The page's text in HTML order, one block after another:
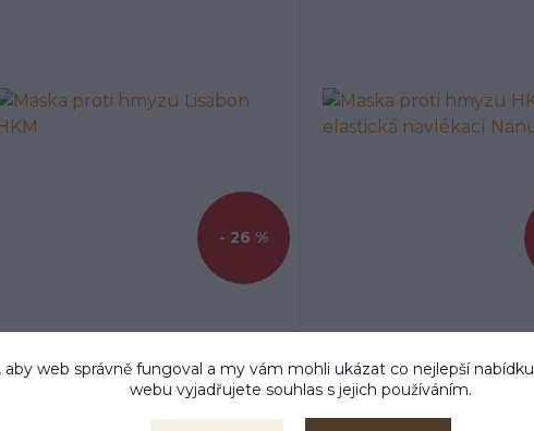
- 26 %
439 Kč/ks
navlékací Nanuk
568 Kč
aby web správně fungoval a my vám mohli ukázat co nejlepší nabídku
webu vyjadřujete souhlas s jejich používáním.